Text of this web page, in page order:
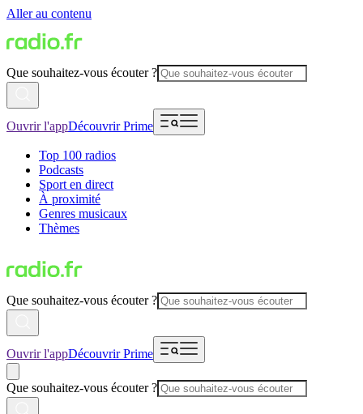
Aller au contenu
Que souhaitez-vous écouter ?
Ouvrir l'appDécouvrir Prime
Top 100 radios
Podcasts
Sport en direct
À proximité
Genres musicaux
Thèmes
Que souhaitez-vous écouter ?
Ouvrir l'appDécouvrir Prime
Que souhaitez-vous écouter ?